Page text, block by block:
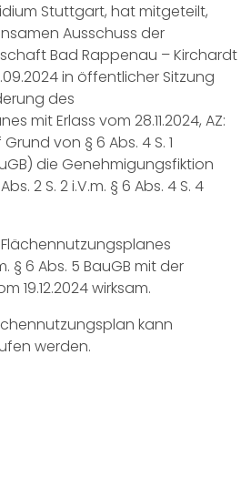
Stuttgart, hat mitgeteilt,
Ausschuss der
Bad Rappenau – Kirchardt
in öffentlicher Sitzung
des
mit Erlass vom 28.11.2024, AZ:
Grund von § 6 Abs. 4 S. 1
die Genehmigungsfiktion
2 S. 2 i.V.m. § 6 Abs. 4 S. 4
§ 6 Abs. 5 BauGB mit der
19.12.2024 wirksam.
kann
werden.